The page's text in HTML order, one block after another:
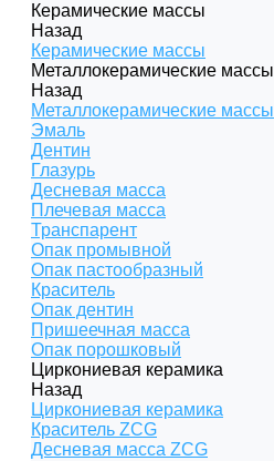
Керамические массы
Назад
Керамические массы
Металлокерамические массы
Назад
Металлокерамические массы
Эмаль
Дентин
Глазурь
Десневая масса
Плечевая масса
Транспарент
Опак промывной
Опак пастообразный
Краситель
Опак дентин
Пришеечная масса
Опак порошковый
Циркониевая керамика
Назад
Циркониевая керамика
Краситель ZCG
Десневая масса ZCG